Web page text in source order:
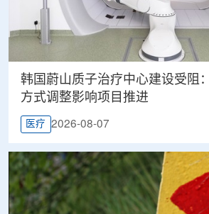
韩国蔚山质子治疗中心建设受阻
方式调整影响项目推进
医疗 2026-08-07